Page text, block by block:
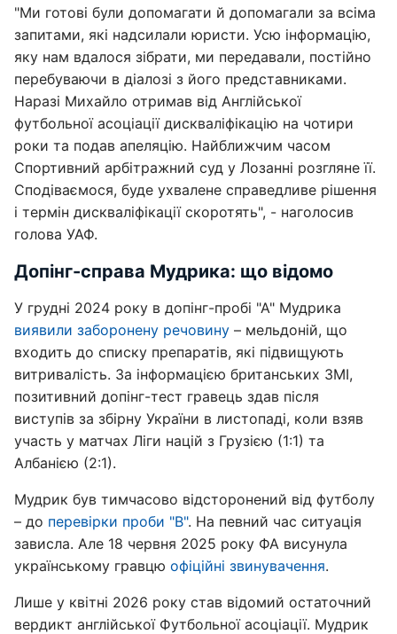
"Ми готові були допомагати й допомагали за всіма
запитами, які надсилали юристи. Усю інформацію,
яку нам вдалося зібрати, ми передавали, постійно
перебуваючи в діалозі з його представниками.
Наразі Михайло отримав від Англійської
футбольної асоціації дискваліфікацію на чотири
роки та подав апеляцію. Найближчим часом
Спортивний арбітражний суд у Лозанні розгляне її.
Сподіваємося, буде ухвалене справедливе рішення
і термін дискваліфікації скоротять", - наголосив
голова УАФ.
Допінг-справа Мудрика: що відомо
У грудні 2024 року в допінг-пробі "А" Мудрика
виявили заборонену речовину – мельдоній, що
входить до списку препаратів, які підвищують
витривалість. За інформацією британських ЗМІ,
позитивний допінг-тест гравець здав після
виступів за збірну України в листопаді, коли взяв
участь у матчах Ліги націй з Грузією (1:1) та
Албанією (2:1).
Мудрик був тимчасово відсторонений від футболу
– до перевірки проби "В". На певний час ситуація
зависла. Але 18 червня 2025 року ФА висунула
українському гравцю офіційні звинувачення.
Лише у квітні 2026 року став відомий остаточний
вердикт англійської Футбольної асоціації. Мудрик